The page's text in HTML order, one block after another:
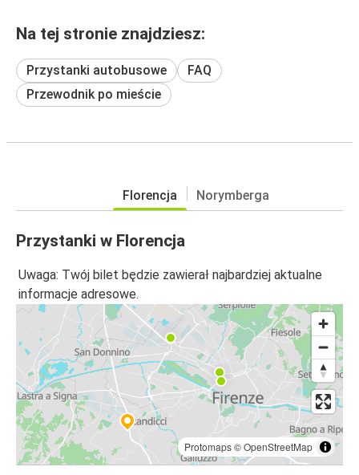
Na tej stronie znajdziesz:
Przystanki autobusowe
FAQ
Przewodnik po mieście
Florencja Norymberga
Przystanki w Florencja
Uwaga: Twój bilet będzie zawierał najbardziej aktualne
informacje adresowe.
Protomaps©OpenStreetMap